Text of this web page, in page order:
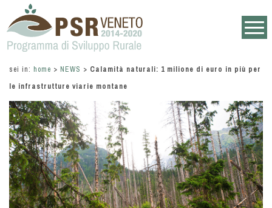
sei in: home > NEWS > Calamità naturali: 1 milione di euro in più per
le infrastrutture viarie montane